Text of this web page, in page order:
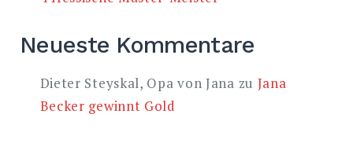
Neueste Kommentare
Dieter Steyskal, Opa von Jana zu Jana
Becker gewinnt Gold